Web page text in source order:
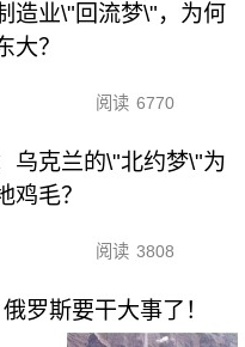
造业\"回流梦\"，为何
大？
阅读 6770
乌克兰的\"北约梦\"为
鸡毛？
阅读 3808
罗斯要干大事了！